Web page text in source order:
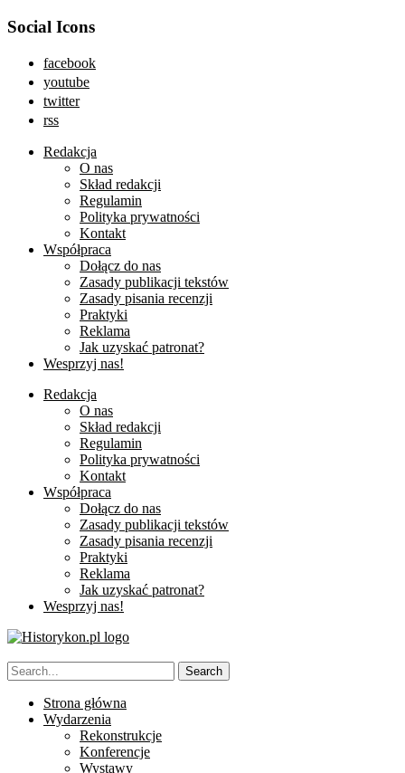
Social Icons
facebook
youtube
twitter
rss
Redakcja
O nas
Skład redakcji
Regulamin
Polityka prywatności
Kontakt
Współpraca
Dołącz do nas
Zasady publikacji tekstów
Zasady pisania recenzji
Praktyki
Reklama
Jak uzyskać patronat?
Wesprzyj nas!
Redakcja
O nas
Skład redakcji
Regulamin
Polityka prywatności
Kontakt
Współpraca
Dołącz do nas
Zasady publikacji tekstów
Zasady pisania recenzji
Praktyki
Reklama
Jak uzyskać patronat?
Wesprzyj nas!
Strona główna
Wydarzenia
Rekonstrukcje
Konferencje
Wystawy